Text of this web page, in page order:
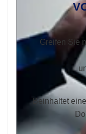
Greifen Sie
Beinhaltet